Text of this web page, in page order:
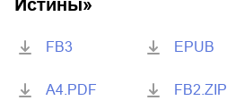
Истины»
FB3
A4.PDF
EPUB
FB2.ZIP